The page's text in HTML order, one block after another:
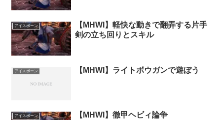
アイスボーン
【MHWI】軽快な動きで翻弄する片手
剣の立ち回りとスキル
アイスボーン 【MHWI】ライトボウガンで遊ぼう
アイスボーン 【MHWI】徹甲ヘビィ論争